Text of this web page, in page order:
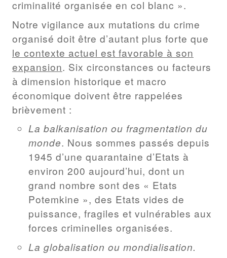
criminalité organisée en col blanc ».
Notre vigilance aux mutations du crime
organisé doit être d’autant plus forte que
le contexte actuel est favorable à son
expansion. Six circonstances ou facteurs
à dimension historique et macro
économique doivent être rappelées
brièvement :
La balkanisation ou fragmentation du
monde. Nous sommes passés depuis
1945 d’une quarantaine d’Etats à
environ 200 aujourd’hui, dont un
grand nombre sont des « Etats
Potemkine », des Etats vides de
puissance, fragiles et vulnérables aux
forces criminelles organisées.
La globalisation ou mondialisation.